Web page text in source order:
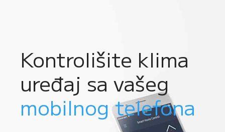
Kontrolišite klima
uređaj sa vašeg
mobilnog telefona